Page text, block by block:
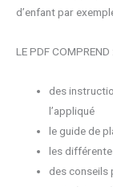
d’enfant par
LE PDF COMPREND :
des
l’appliqué
le guide de
les
des conseils